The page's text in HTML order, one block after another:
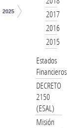
2025
2017
2016
2015
Estados
Financieros
DECRETO
2150
(ESAL)
Misión